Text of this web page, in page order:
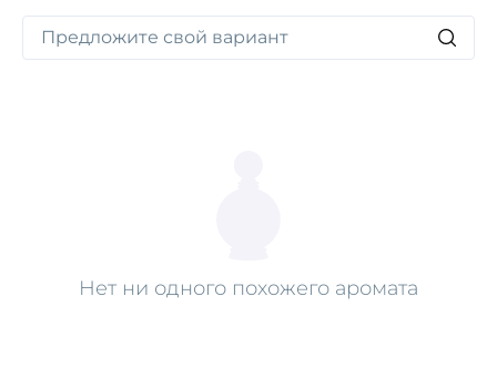
Нет ни одного похожего аромата